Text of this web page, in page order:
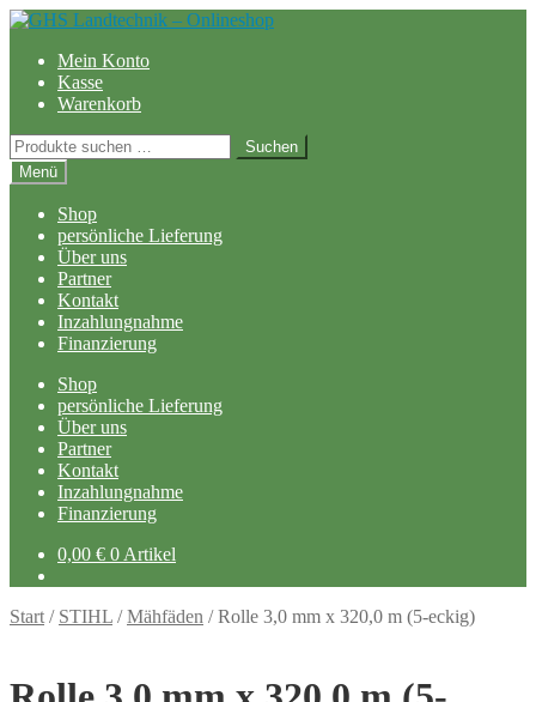
Zur
springen
Zum
springenMein Konto
Kasse
Warenkorb
Suchen
nach:
Suchen
Menü
Shop
persönliche Lieferung
Über uns
Partner
Kontakt
Inzahlungnahme
Finanzierung
Shop
persönliche Lieferung
Über uns
Partner
Kontakt
Inzahlungnahme
Finanzierung
0,00 € 0 Artikel
Start / STIHL /Mähfäden /Rolle 3,0 mm x 320,0 m (5-eckig)